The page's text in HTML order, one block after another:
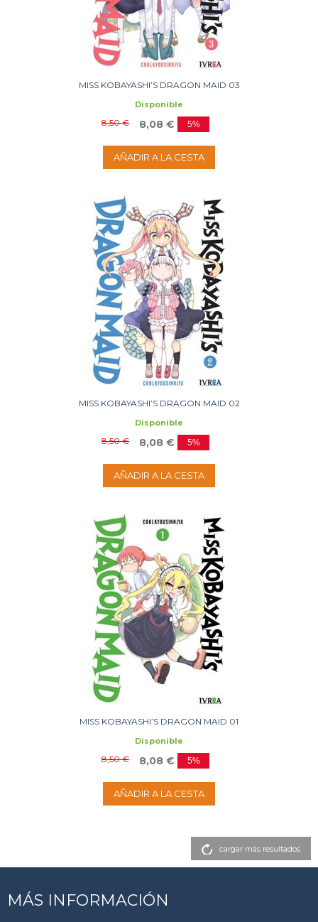
MISS KOBAYASHI’S DRAGON MAID 03
Disponible
8,50 € 8,08 € 5%
AÑADIR A LA CESTA
MISS KOBAYASHI’S DRAGON MAID 02
Disponible
8,50 € 8,08 € 5%
AÑADIR A LA CESTA
MISS KOBAYASHI’S DRAGON MAID 01
Disponible
8,50 € 8,08 € 5%
AÑADIR A LA CESTA
cargar más resultados
MÁS INFORMACIÓN